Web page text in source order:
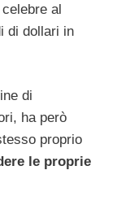
al
di dollari in
di
ha però
proprio
le proprie